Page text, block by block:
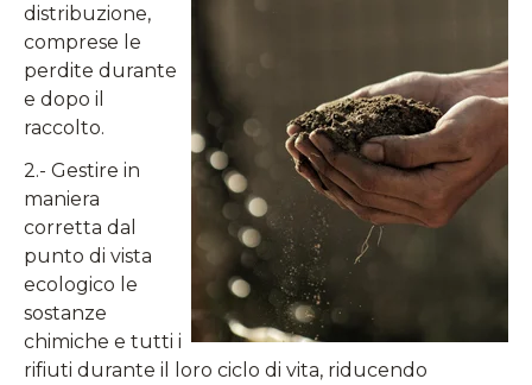
distribuzione,
comprese le
perdite durante
e dopo il
raccolto.
2.- Gestire in
maniera
corretta dal
punto di vista
ecologico le
sostanze
chimiche e tutti i
rifiuti durante il loro ciclo di vita, riducendo